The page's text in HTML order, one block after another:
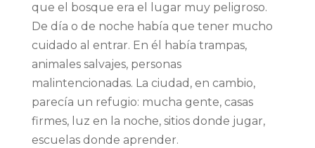
que el bosque era el lugar muy peligroso.
De día o de noche había que tener mucho
cuidado al entrar. En él había trampas,
animales salvajes, personas
malintencionadas. La ciudad, en cambio,
parecía un refugio: mucha gente, casas
firmes, luz en la noche, sitios donde jugar,
escuelas donde aprender.